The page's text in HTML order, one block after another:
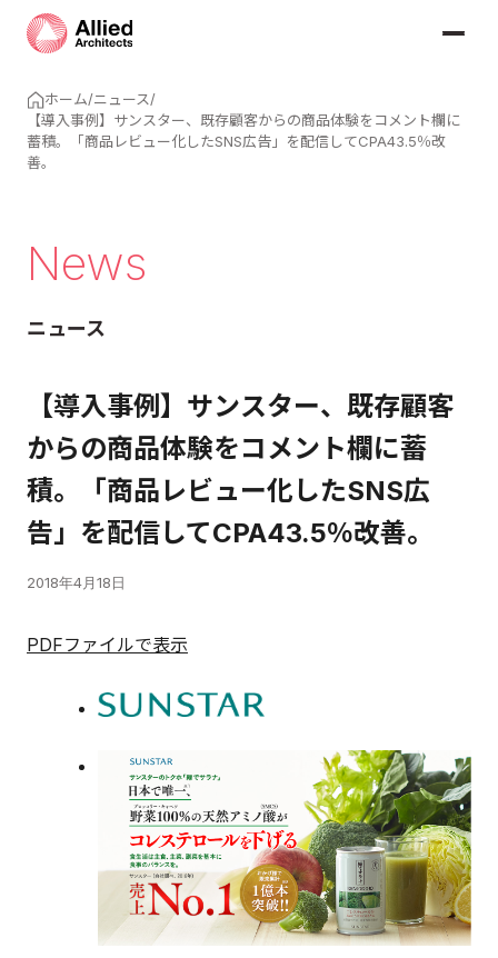
ホーム/ニュース/
【導入事例】サンスター、既存顧客からの商品体験をコメント欄に
蓄積。「商品レビュー化したSNS広告」を配信してCPA43.5％改
善。
News
ニュース
【導入事例】サンスター、既存顧客
からの商品体験をコメント欄に蓄
積。「商品レビュー化したSNS広
告」を配信してCPA43.5％改善。
2018年4月18日
PDFファイルで表示